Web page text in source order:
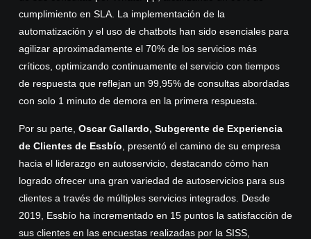
cumplimiento en SLA. La implementación de la
automatización y el uso de chatbots han sido esenciales para
agilizar aproximadamente el 70% de los servicios más
críticos, optimizando continuamente el servicio con tiempos
de respuesta que reflejan un 99,95% de consultas abordadas
con solo 1 minuto de demora en la primera respuesta.
Por su parte, Oscar Gallardo, Subgerente de Experiencia
de Clientes de Essbío , presentó el camino de su empresa
hacia el liderazgo en autoservicio, destacando cómo han
logrado ofrecer una gran variedad de autoservicios para sus
clientes a través de múltiples servicios integrados. Desde
2019, Essbío ha incrementado en 15 puntos la satisfacción de
sus clientes en las encuestas realizadas por la SISS,